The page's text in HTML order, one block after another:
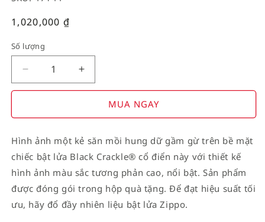
Giá
1,020,000₫
Số lượng
Decrease
quantity
American
on
Flag
Increase
quantity
American
on
Flag
MUA NGAY
Hình ảnh một kẻ săn mồi hung dữ gầm gừ trên bề mặt
chiếc bật lửa Black Crackle® cổ điển này với thiết kế
hình ảnh màu sắc tương phản cao, nổi bật. Sản phẩm
được đóng gói trong hộp quà tặng. Để đạt hiệu suất tối
ưu, hãy đổ đầy nhiên liệu bật lửa Zippo.